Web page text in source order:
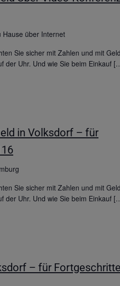
Hause über Internet
Sie sicher mit Zahlen und mit
der Uhr. Und wie Sie beim Einkauf
in Volksdorf – für
Sie sicher mit Zahlen und mit
der Uhr. Und wie Sie beim Einkauf
– für